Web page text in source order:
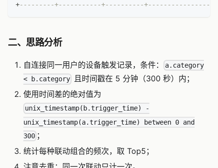
+---------+-----------+----------
二、思路分析
自连接同一用户的设备触发记录，条件：
a.category
< b.category 且时间戳在 5 分钟（300 秒）内；
使用时间差的绝对值为
unix_timestamp(b.trigger_time) -
unix_timestamp(a.trigger_time) between 0 and
300 ；
统计每种联动组合的频次，取 Top5；